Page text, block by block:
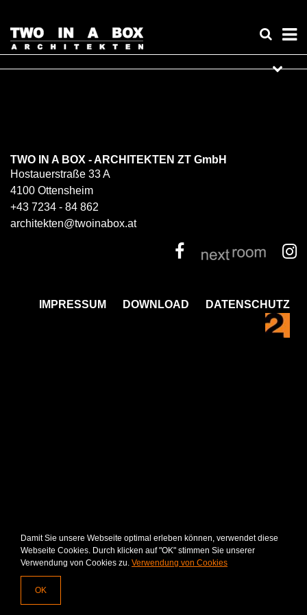
TWO IN A BOX - ARCHITEKTEN ZT GmbH
Hostauerstraße 33 A
4100 Ottensheim
+43 7234 - 84 862
architekten@twoinabox.at
IMPRESSUM DOWNLOAD DATENSCHUTZ
Damit Sie unsere Webseite optimal erleben können, verwendet diese
Webseite Cookies. Durch klicken auf "OK" stimmen Sie unserer
Verwendung von Cookies zu. Verwendung von Cookies
OK